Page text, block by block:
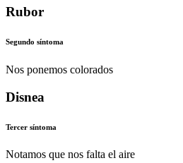
Rubor
Segundo síntoma
Nos ponemos colorados
Disnea
Tercer síntoma
Notamos que nos falta el aire